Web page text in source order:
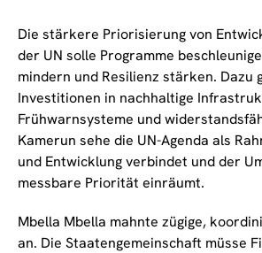
Die stärkere Priorisierung von
der UN solle Programme
mindern und Resilienz stärken. Dazu
Investitionen in nachhaltige
Frühwarnsysteme und
Kamerun sehe die UN-Agenda als
und Entwicklung verbindet und der
messbare Priorität einräumt.
Mbella Mbella mahnte zügige,
an. Die Staatengemeinschaft müsse